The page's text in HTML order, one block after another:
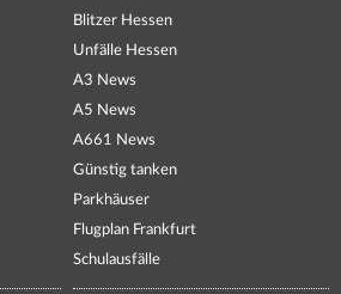
Blitzer Hessen
Unfälle Hessen
A3 News
A5 News
A661 News
Günstig tanken
Parkhäuser
Flugplan Frankfurt
Schulausfälle